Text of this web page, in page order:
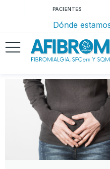
PACIENTES
Dónde